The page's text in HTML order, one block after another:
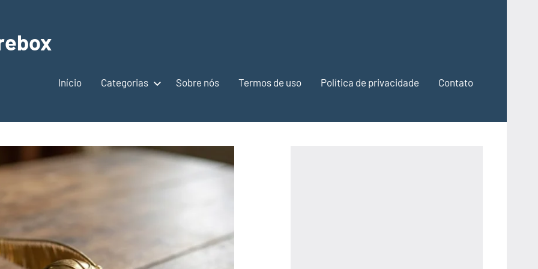
Início Categorias Sobre nós Termos de uso Política de privacidade Contato